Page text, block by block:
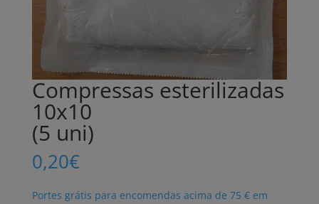
Compressas esterilizadas
10x10
(5 uni)
0,20€
Portes grátis para encomendas acima de 75 € em